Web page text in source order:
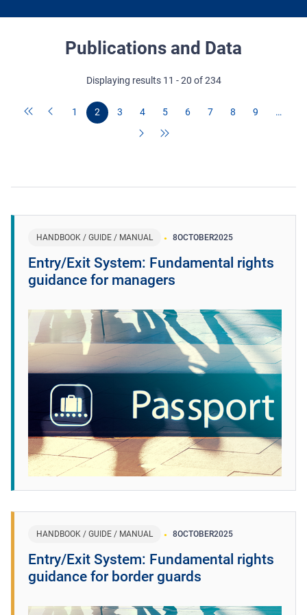
Publications and Data
Displaying results 11 - 20 of 234
1 2 3 4 5 6 7 8 9 …
HANDBOOK / GUIDE / MANUAL 8OCTOBER2025
Entry/Exit System: Fundamental rights
guidance for managers
HANDBOOK / GUIDE / MANUAL 8OCTOBER2025
Entry/Exit System: Fundamental rights
guidance for border guards